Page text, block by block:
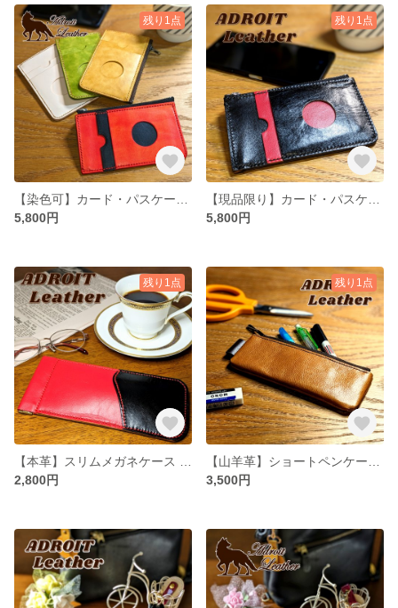
残り1点
5,800円
残り1点
5,800円
残り1点
2,800円
残り1点
3,500円